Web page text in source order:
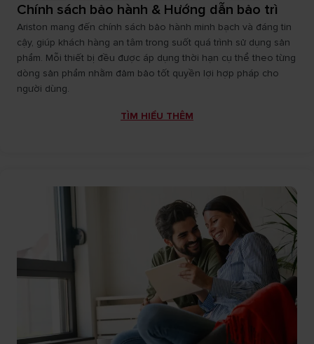
Chính sách bảo hành & Hướng dẫn bảo trì
Ariston mang đến chính sách bảo hành minh bạch và đáng tin
cậy, giúp khách hàng an tâm trong suốt quá trình sử dụng sản
phẩm. Mỗi thiết bị đều được áp dụng thời hạn cụ thể theo từng
dòng sản phẩm nhằm đảm bảo tốt quyền lợi hợp pháp cho
người dùng.
TÌM HIỂU THÊM